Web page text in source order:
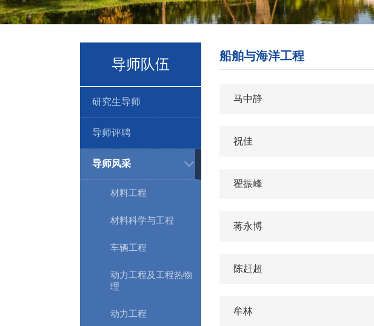
导师队伍
研究生导师
导师评聘
导师风采
材料工程
材料科学与工程
车辆工程
动力工程及工程热物
理
动力工程
船舶与海洋工程
马中静
祝佳
翟振峰
蒋永博
陈赶超
牟林